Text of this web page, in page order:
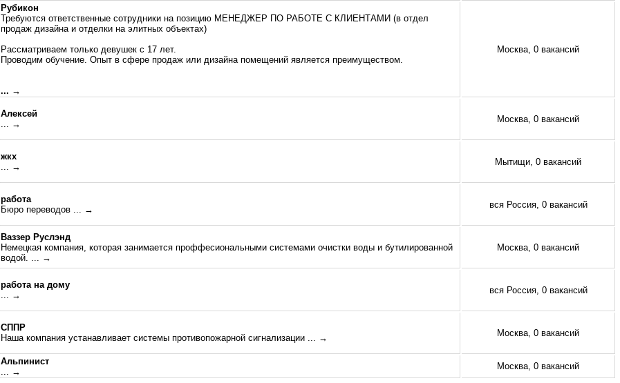
Рубикон
Требуются ответственные сотрудники на позицию МЕНЕДЖЕР ПО РАБОТЕ С КЛИЕНТАМИ (в отдел
продаж дизайна и отделки на элитных объектах)
Рассматриваем только девушек с 17 лет.
Проводим обучение. Опыт в сфере продаж или дизайна помещений является преимуществом.
... →
Москва, 0 вакансий
Алексей
... →
Москва, 0 вакансий
жкх
... →
Мытищи, 0 вакансий
работа
Бюро переводов
... → вся Россия, 0 вакансий
Ваззер Руслэнд
Немецкая компания, которая занимается проффесиональными системами очистки воды и бутилированной
водой.
... →
Москва, 0 вакансий
работа на дому
... →
вся Россия, 0 вакансий
СППР
Наша компания устанавливает системы противопожарной сигнализации
... → Москва, 0 вакансий
Альпинист
... →
Москва, 0 вакансий